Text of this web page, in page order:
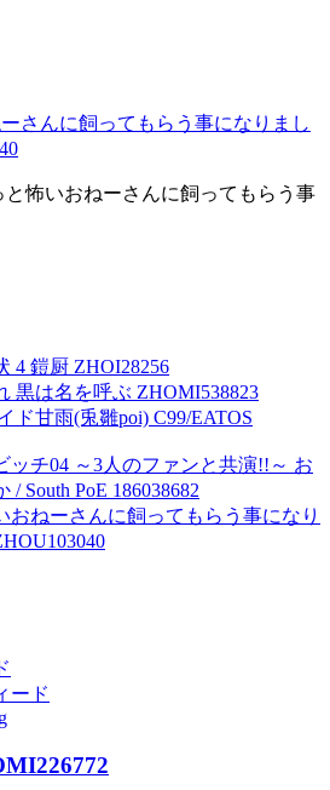
さんに飼ってもらう事になりまし
と怖いおねーさんに飼ってもらう事
4 鎧厨 ZHOI28256
黒は名を呼ぶ ZHOMI538823
ド甘雨(兎雛poi) C99/EATOS
チ04 ～3人のファンと共演!!～ お
/ South PoE 186038682
おねーさんに飼ってもらう事になり
ード